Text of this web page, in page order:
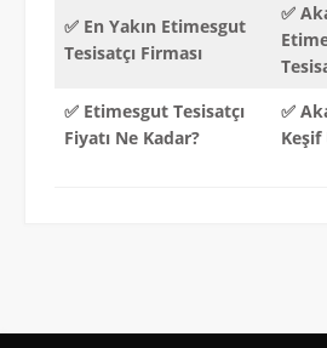
✅ En Yakın Etimesgut
Tesisatçı Firması
✅
✅ Etimesgut Tesisatçı
Fiyatı Ne Kadar?
✅